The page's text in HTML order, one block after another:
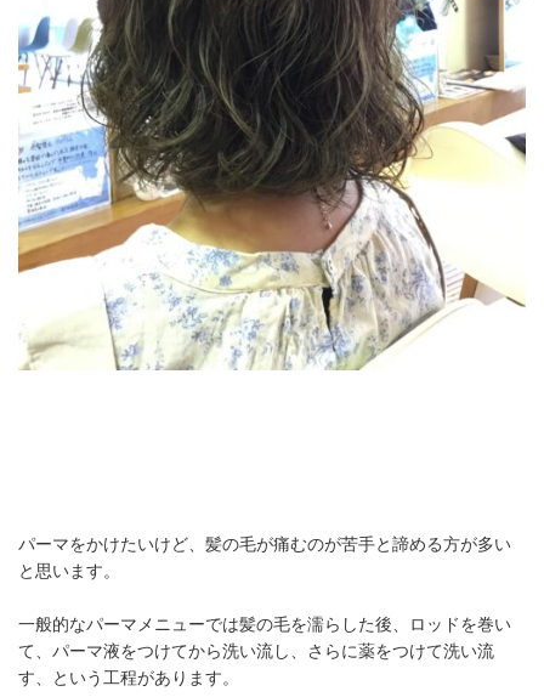
パーマをかけたいけど、髪の毛が痛むのが苦手と諦める方が多い
と思います。
一般的なパーマメニューでは髪の毛を濡らした後、ロッドを巻い
て、パーマ液をつけてから洗い流し、さらに薬をつけて洗い流
す、という工程があります。